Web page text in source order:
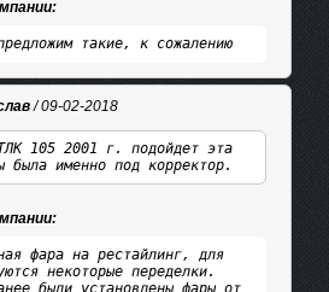
такие, к сожалению
/ 09-02-2018
105 2001 г. подойдет эта
была именно под корректор.
фара на рестайлинг, для
некоторые переделки.